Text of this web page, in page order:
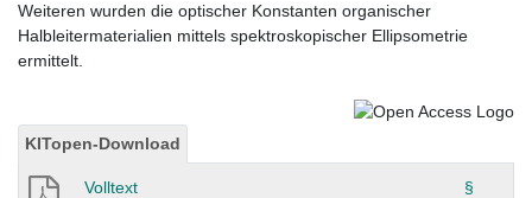
Weiteren wurden die optischer Konstanten organischer
Halbleitermaterialien mittels spektroskopischer Ellipsometrie
ermittelt.
KITopen-Download
Volltext §